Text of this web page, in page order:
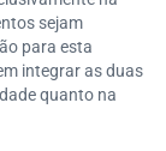
sejam
para esta
integrar as duas
quanto na